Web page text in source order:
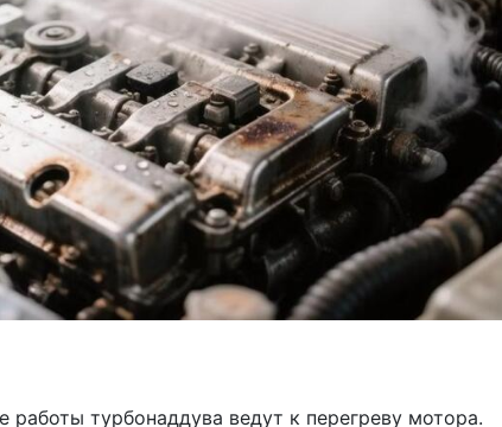
работы турбонаддува ведут к перегреву мотора.